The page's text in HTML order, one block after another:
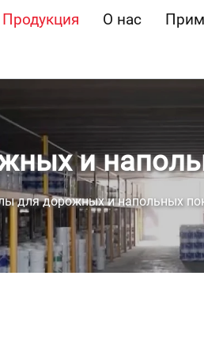
Продукция О нас
и
для дорожных и напольных